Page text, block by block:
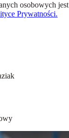
osobowych jest
Prywatności.